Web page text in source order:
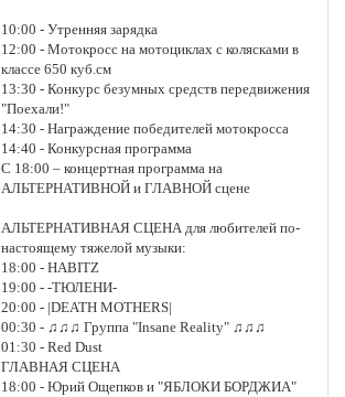
10:00 - Утренняя зарядка
12:00 - Мотокросс на мотоциклах с колясками в
классе 650 куб.см
13:30 - Конкурс безумных средств передвижения
"Поехали!"
14:30 - Награждение победителей мотокросса
14:40 - Конкурсная программа
С 18:00 – концертная программа на
АЛЬТЕРНАТИВНОЙ и ГЛАВНОЙ сцене
АЛЬТЕРНАТИВНАЯ СЦЕНА для любителей по-
настоящему тяжелой музыки:
18:00 - HABITZ
19:00 - -ТЮЛЕНИ-
20:00 - |DEATH MOTHERS|
00:30 - ♫♫♫ Группа "Insane Reality" ♫♫♫
01:30 - Red Dust
ГЛАВНАЯ СЦЕНА
18:00 - Юрий Ощепков и "ЯБЛОКИ БОРДЖИА"